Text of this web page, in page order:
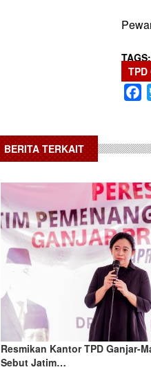
TAGS
TPD
BERITA TERKAIT
Resmikan Kantor TPD Ganjar-
Sebut Jatim…